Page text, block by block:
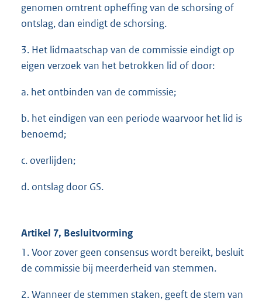
genomen omtrent opheffing van de schorsing of
ontslag, dan eindigt de schorsing.
3. Het lidmaatschap van de commissie eindigt op
eigen verzoek van het betrokken lid of door:
a. het ontbinden van de commissie;
b. het eindigen van een periode waarvoor het lid is
benoemd;
c. overlijden;
d. ontslag door GS.
Artikel 7, Besluitvorming
1. Voor zover geen consensus wordt bereikt, besluit
de commissie bij meerderheid van stemmen.
2. Wanneer de stemmen staken, geeft de stem van